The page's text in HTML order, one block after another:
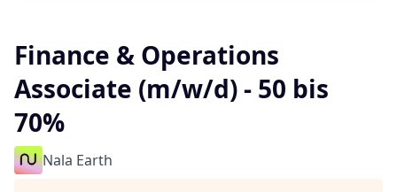
Finance & Operations
Associate (m/w/d) - 50 bis
70%
Nala Earth